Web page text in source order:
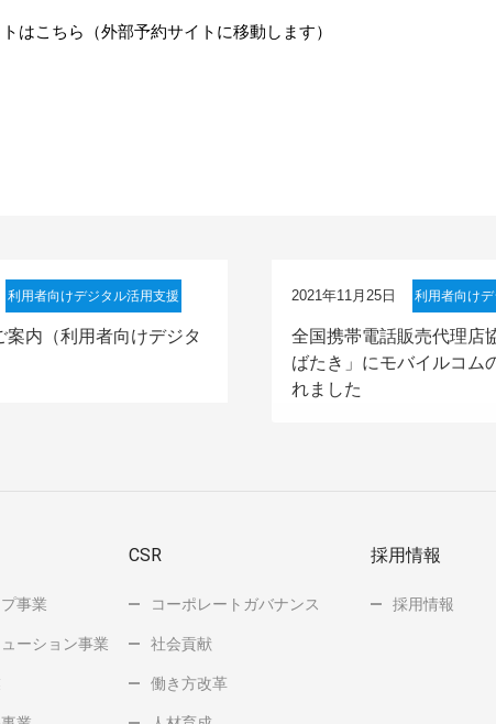
はこちら（外部予約サイトに移動します）
利用者向けデジタル活用支援
案内（利用者向けデジタ
2021年11月25日 利用者向け
全国携帯電話販売代理店
ばたき」にモバイルコム
れました
事業
ーション事業
CSR
コーポレートガバナンス
社会貢献
働き方改革
採用情報
採用情報